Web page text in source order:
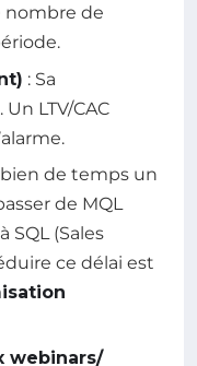
nombre de
: Sa
LTV/CAC
de temps un
de MQL
SQL (Sales
ce délai est
webinars/